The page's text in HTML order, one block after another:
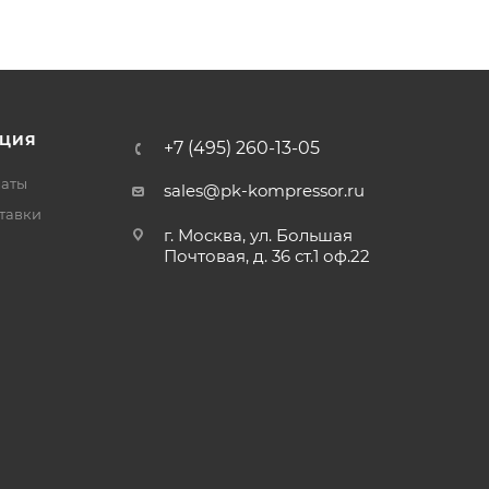
+7 (495) 260-13-05
sales@pk-kompressor.ru
г. Москва, ул. Большая
Почтовая, д. 36 ст.1 оф.22